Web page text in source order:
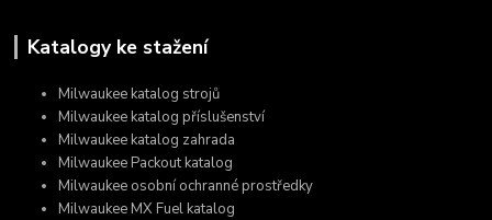
Katalogy ke stažení
Milwaukee katalog strojů
Milwaukee katalog příslušenství
Milwaukee katalog zahrada
Milwaukee Packout katalog
Milwaukee osobní ochranné prostředky
Milwaukee MX Fuel katalog